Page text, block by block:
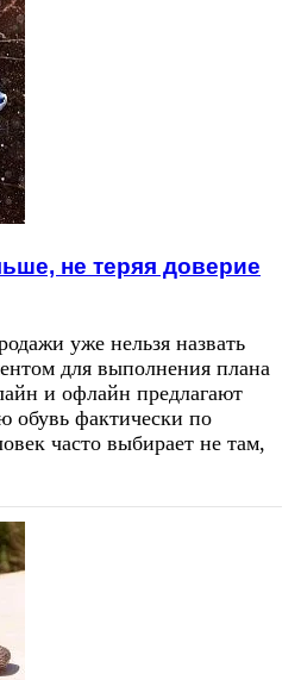
не теряя доверие
уже нельзя назвать
для выполнения плана
и офлайн предлагают
обувь фактически по
часто выбирает не там,